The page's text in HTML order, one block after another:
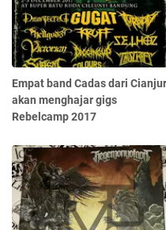
Empat band Cadas dari Cianjur
akan menghajar gigs
Rebelcamp 2017